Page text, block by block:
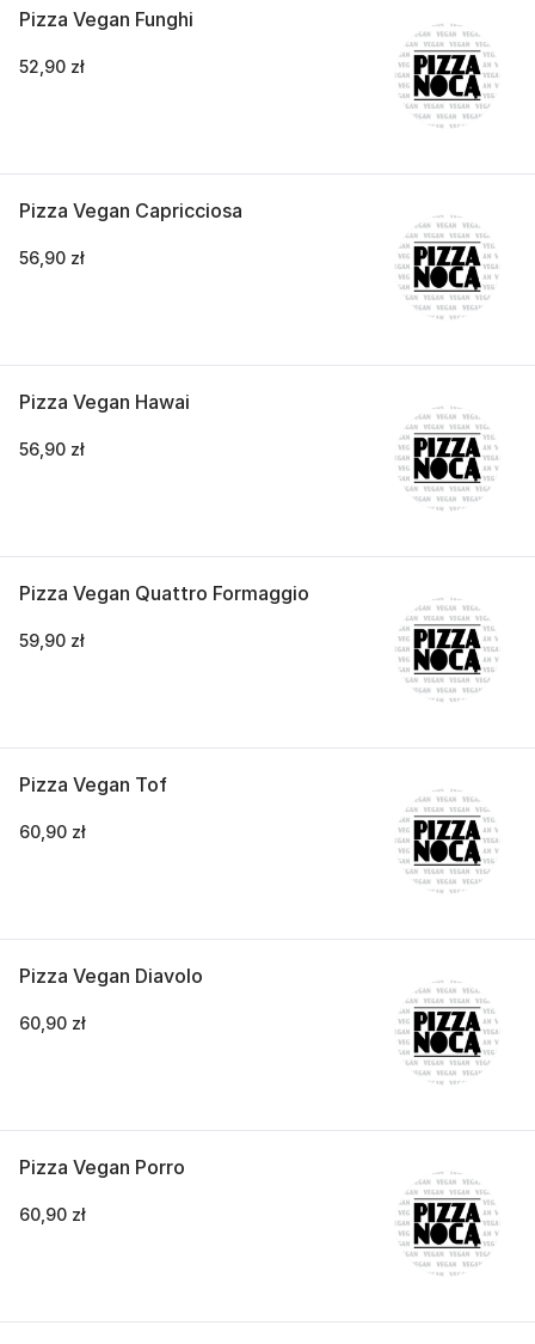
Pizza Vegan Funghi
52,90 zł
Pizza Vegan Capricciosa
56,90 zł
Pizza Vegan Hawai
56,90 zł
Pizza Vegan Quattro Formaggio
59,90 zł
Pizza Vegan Tof
60,90 zł
Pizza Vegan Diavolo
60,90 zł
Pizza Vegan Porro
60,90 zł